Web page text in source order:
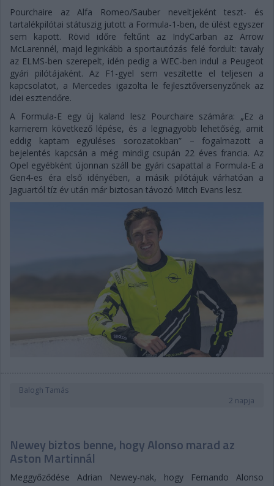
Pourchaire az Alfa Romeo/Sauber neveltjeként teszt- és
tartalékpilótai státuszig jutott a Formula-1-ben, de ülést egyszer
sem kapott. Rövid időre feltűnt az IndyCarban az Arrow
McLarennél, majd leginkább a sportautózás felé fordult: tavaly
az ELMS-ben szerepelt, idén pedig a WEC-ben indul a Peugeot
gyári pilótájaként. Az F1-gyel sem veszítette el teljesen a
kapcsolatot, a Mercedes igazolta le fejlesztőversenyzőnek az
idei esztendőre.
A Formula-E egy új kaland lesz Pourchaire számára: „Ez a
karrierem következő lépése, és a legnagyobb lehetőség, amit
eddig kaptam együléses sorozatokban” – fogalmazott a
bejelentés kapcsán a még mindig csupán 22 éves francia. Az
Opel egyébként újonnan száll be gyári csapattal a Formula-E a
Gen4-es éra első idényében, a másik pilótájuk várhatóan a
Jaguartól tíz év után már biztosan távozó Mitch Evans lesz.
Balogh Tamás
2 napja
Newey biztos benne, hogy Alonso marad az
Aston Martinnál
Meggyőződése Adrian Newey-nak, hogy Fernando Alonso